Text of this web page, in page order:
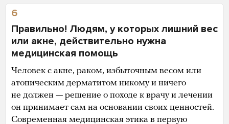
6
Правильно! Людям, у которых лишний вес
или акне, действительно нужна
медицинская помощь
Человек с акне, раком, избыточным весом или
атопическим дерматитом никому и ничего
не должен — решение о походе к врачу и лечении
он принимает сам на основании своих ценностей.
Современная медицинская этика в первую